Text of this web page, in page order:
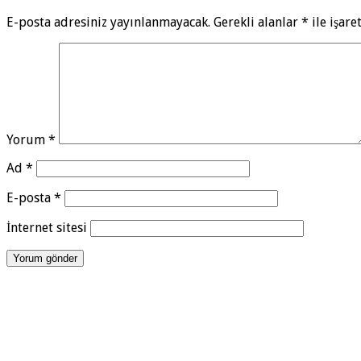
E-posta adresiniz yayınlanmayacak. Gerekli alanlar * ile
Yorum *
Ad *
E-posta *
İnternet sitesi